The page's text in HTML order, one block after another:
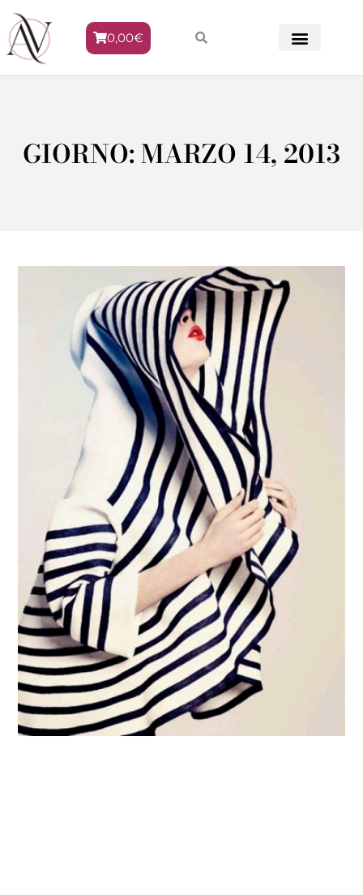
0,00€
GIORNO: MARZO 14, 2013